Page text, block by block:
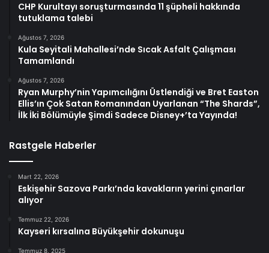
CHP Kurultayı soruşturmasında 11 şüpheli hakkında
tutuklama talebi
Ağustos 7, 2026
Kula Seyitali Mahallesi’nde Sıcak Asfalt Çalışması
Tamamlandı
Ağustos 7, 2026
Ryan Murphy’nin Yapımcılığını Üstlendiği ve Bret Easton
Ellis’ın Çok Satan Romanından Uyarlanan “The Shards”,
İlk İki Bölümüyle Şimdi Sadece Disney+’ta Yayında!
Rastgele Haberler
Mart 22, 2026
Eskişehir Sazova Parkı’nda kavakların yerini çınarlar
alıyor
Temmuz 22, 2026
Kayseri kırsalına Büyükşehir dokunuşu
Temmuz 8, 2025